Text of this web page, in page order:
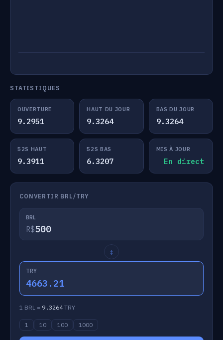
STATISTIQUES
OUVERTURE
9.2951
HAUT DU JOUR
9.3264
BAS DU JOUR
9.3264
52S HAUT
9.3911
52S BAS
6.3207
MIS À JOUR
En direct
CONVERTIR BRL/TRY
BRL
R$
↕
TRY
4663.21
1 BRL = 9.3264TRY
1 10 100 1000